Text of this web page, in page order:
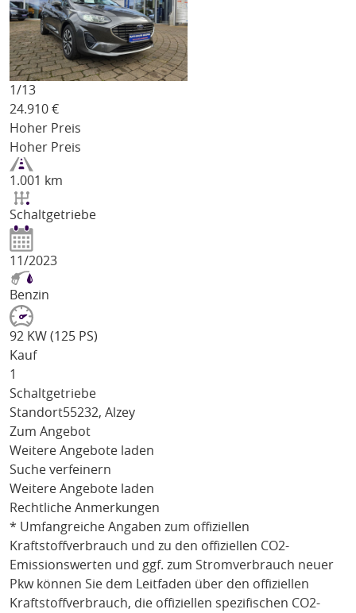
1/13
24.910 €
Hoher Preis
Hoher Preis
1.001 km
Schaltgetriebe
11/2023
Benzin
92 KW (125 PS)
Kauf
1
Schaltgetriebe
Standort55232, Alzey
Zum Angebot
Weitere Angebote laden
Suche verfeinern
Weitere Angebote laden
Rechtliche Anmerkungen
* Umfangreiche Angaben zum offiziellen
Kraftstoffverbrauch und zu den offiziellen CO2-
Emissionswerten und ggf. zum Stromverbrauch neuer
Pkw können Sie dem Leitfaden über den offiziellen
Kraftstoffverbrauch, die offiziellen spezifischen CO2-